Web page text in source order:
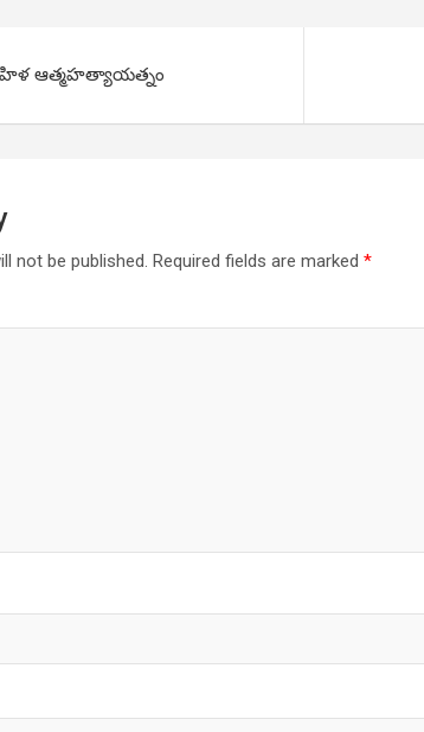
ఆత్మహత్యాయత్నం
not be published. Required fields are marked *